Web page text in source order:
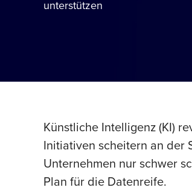
unterstützen
Künstliche Intelligenz (KI)
Initiativen scheitern an der
Unternehmen nur schwer
Plan für die Datenreife.